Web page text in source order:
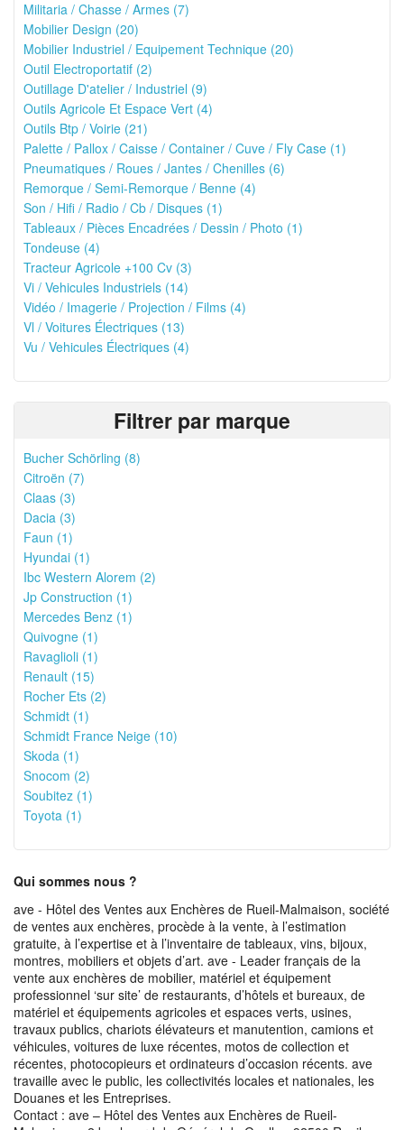
Militaria / Chasse / Armes (7)
Mobilier Design (20)
Mobilier Industriel / Equipement Technique (20)
Outil Electroportatif (2)
Outillage D'atelier / Industriel (9)
Outils Agricole Et Espace Vert (4)
Outils Btp / Voirie (21)
Palette / Pallox / Caisse / Container / Cuve / Fly Case (1)
Pneumatiques / Roues / Jantes / Chenilles (6)
Remorque / Semi-Remorque / Benne (4)
Son / Hifi / Radio / Cb / Disques (1)
Tableaux / Pièces Encadrées / Dessin / Photo (1)
Tondeuse (4)
Tracteur Agricole +100 Cv (3)
Vi / Vehicules Industriels (14)
Vidéo / Imagerie / Projection / Films (4)
Vl / Voitures Électriques (13)
Vu / Vehicules Électriques (4)
Filtrer par marque
Bucher Schörling (8)
Citroën (7)
Claas (3)
Dacia (3)
Faun (1)
Hyundai (1)
Ibc Western Alorem (2)
Jp Construction (1)
Mercedes Benz (1)
Quivogne (1)
Ravaglioli (1)
Renault (15)
Rocher Ets (2)
Schmidt (1)
Schmidt France Neige (10)
Skoda (1)
Snocom (2)
Soubitez (1)
Toyota (1)
Qui sommes nous ?
ave - Hôtel des Ventes aux Enchères de Rueil-Malmaison, société
de ventes aux enchères, procède à la vente, à l’estimation
gratuite, à l’expertise et à l’inventaire de tableaux, vins, bijoux,
montres, mobiliers et objets d’art. ave - Leader français de la
vente aux enchères de mobilier, matériel et équipement
professionnel ‘sur site’ de restaurants, d’hôtels et bureaux, de
matériel et équipements agricoles et espaces verts, usines,
travaux publics, chariots élévateurs et manutention, camions et
véhicules, voitures de luxe récentes, motos de collection et
récentes, photocopieurs et ordinateurs d’occasion récents. ave
travaille avec le public, les collectivités locales et nationales, les
Douanes et les Entreprises.
Contact : ave – Hôtel des Ventes aux Enchères de Rueil-